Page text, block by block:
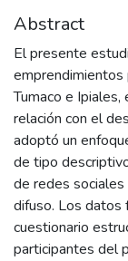
Abstract
El presente
emprendimientos
Tumaco e
relación con el
adoptó un
de tipo
de redes
difuso. Los datos
cuestionario
participantes del